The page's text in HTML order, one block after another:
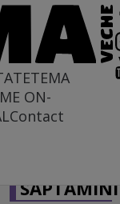
TEMA
ON-
Contact